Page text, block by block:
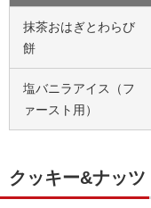
抹茶おはぎとわらび
餅
塩バニラアイス（フ
ァースト用）
クッキー&ナッツ